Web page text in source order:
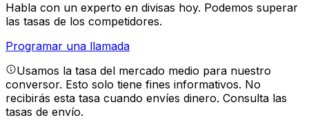
Habla con un experto en divisas hoy. Podemos superar
las tasas de los competidores.
Programar una llamada
Usamos la tasa del mercado medio para nuestro
conversor. Esto solo tiene fines informativos. No
recibirás esta tasa cuando envíes dinero. Consulta las
tasas de envío.